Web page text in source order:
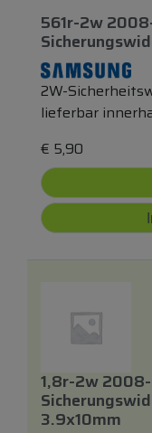
561r-2w
2W-
lieferbar
€ 5,90
1,8r-2w
3.9x10mm